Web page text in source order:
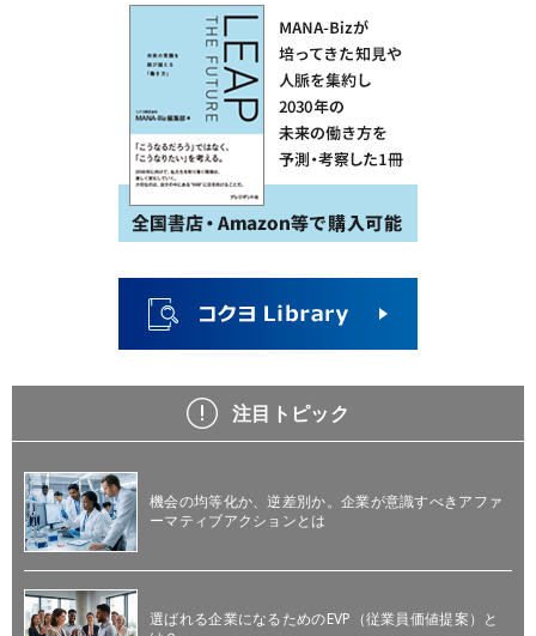
注目トピック
機会の均等化か、逆差別か。企業が意識すべきアファ
ーマティブアクションとは
選ばれる企業になるためのEVP（従業員価値提案）と